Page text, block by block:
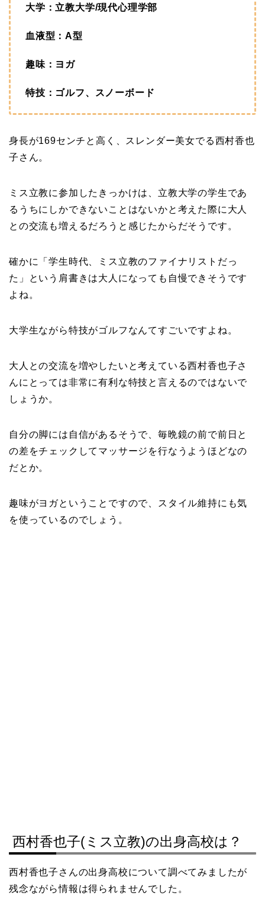
大学：立教大学/現代心理学部
血液型：A型
趣味：ヨガ
特技：ゴルフ、スノーボード
身長が169センチと高く、スレンダー美女でる西村香也
子さん。
ミス立教に参加したきっかけは、立教大学の学生であ
るうちにしかできないことはないかと考えた際に大人
との交流も増えるだろうと感じたからだそうです。
確かに「学生時代、ミス立教のファイナリストだっ
た」という肩書きは大人になっても自慢できそうです
よね。
大学生ながら特技がゴルフなんてすごいですよね。
大人との交流を増やしたいと考えている西村香也子さ
んにとっては非常に有利な特技と言えるのではないで
しょうか。
自分の脚には自信があるそうで、毎晩鏡の前で前日と
の差をチェックしてマッサージを行なうようほどなの
だとか。
趣味がヨガということですので、スタイル維持にも気
を使っているのでしょう。
西村香也子(ミス立教)の出身高校は？
西村香也子さんの出身高校について調べてみましたが
残念ながら情報は得られませんでした。